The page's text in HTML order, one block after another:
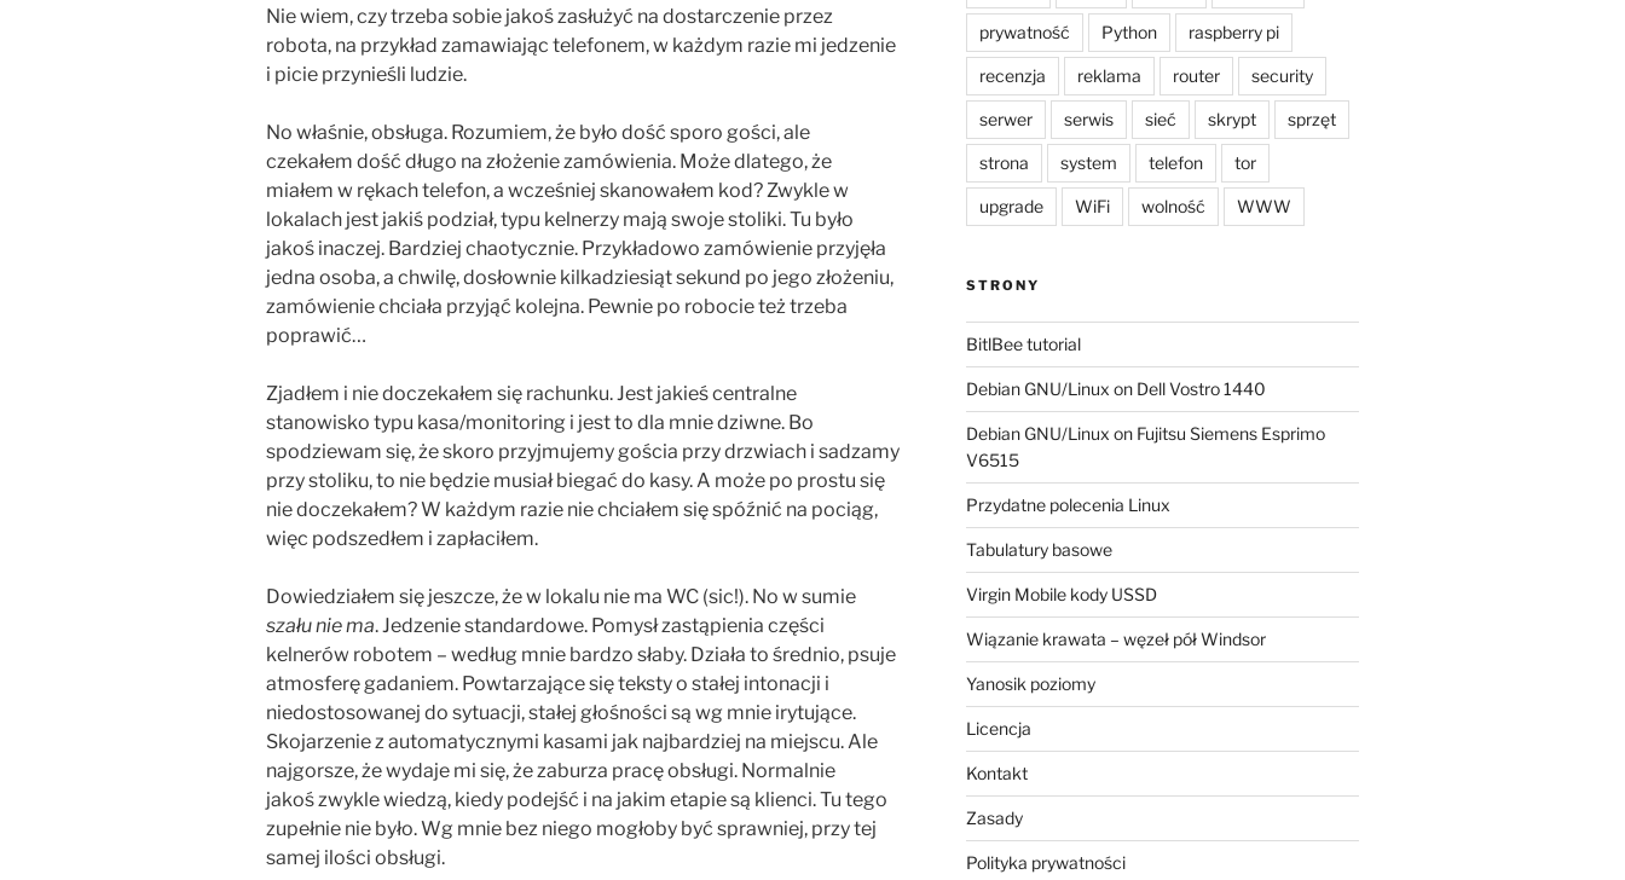
Nie wiem, czy trzeba sobie jakoś zasłużyć na dostarczenie przez
robota, na przykład zamawiając telefonem, w każdym razie mi jedzenie
i picie przynieśli ludzie.
No właśnie, obsługa. Rozumiem, że było dość sporo gości, ale
czekałem dość długo na złożenie zamówienia. Może dlatego, że
miałem w rękach telefon, a wcześniej skanowałem kod? Zwykle w
lokalach jest jakiś podział, typu kelnerzy mają swoje stoliki. Tu było
jakoś inaczej. Bardziej chaotycznie. Przykładowo zamówienie przyjęła
jedna osoba, a chwilę, dosłownie kilkadziesiąt sekund po jego złożeniu,
zamówienie chciała przyjąć kolejna. Pewnie po robocie też trzeba
poprawić…
Zjadłem i nie doczekałem się rachunku. Jest jakieś centralne
stanowisko typu kasa/monitoring i jest to dla mnie dziwne. Bo
spodziewam się, że skoro przyjmujemy gościa przy drzwiach i sadzamy
przy stoliku, to nie będzie musiał biegać do kasy. A może po prostu się
nie doczekałem? W każdym razie nie chciałem się spóźnić na pociąg,
więc podszedłem i zapłaciłem.
Dowiedziałem się jeszcze, że w lokalu nie ma WC (sic!). No w sumie
szału nie ma. Jedzenie standardowe. Pomysł zastąpienia części
kelnerów robotem – według mnie bardzo słaby. Działa to średnio, psuje
atmosferę gadaniem. Powtarzające się teksty o stałej intonacji i
niedostosowanej do sytuacji, stałej głośności są wg mnie irytujące.
Skojarzenie z automatycznymi kasami jak najbardziej na miejscu. Ale
najgorsze, że wydaje mi się, że zaburza pracę obsługi. Normalnie
jakoś zwykle wiedzą, kiedy podejść i na jakim etapie są klienci. Tu tego
zupełnie nie było. Wg mnie bez niego mogłoby być sprawniej, przy tej
samej ilości obsługi.
prywatność Python raspberry pi
recenzja reklama router security
serwer serwis sieć skrypt sprzęt
strona system telefon tor
upgrade WiFi wolność WWW
STRONY
BitlBee tutorial
Debian GNU/Linux on Dell Vostro 1440
Debian GNU/Linux on Fujitsu Siemens Esprimo
V6515
Przydatne polecenia Linux
Tabulatury basowe
Virgin Mobile kody USSD
Wiązanie krawata – węzeł pół Windsor
Yanosik poziomy
Licencja
Kontakt
Zasady
Polityka prywatności